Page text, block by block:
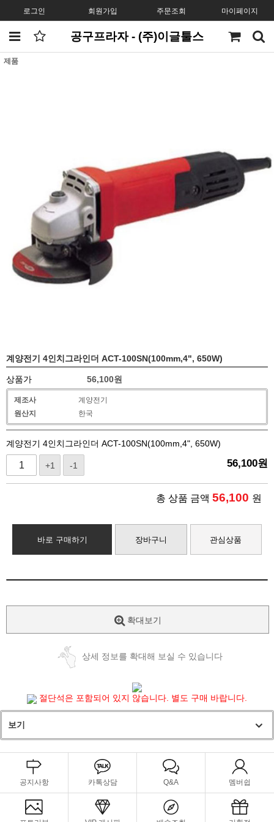
로그인 회원가입 주문조회 마이페이지
공구프라자 - (주)이글툴스
제품
계양전기 4인치그라인더 ACT-100SN(100mm,4", 650W)
상품가 56,100원
제조사
계양전기
원산지
한국
계양전기 4인치그라인더 ACT-100SN(100mm,4", 650W)
+1 -1 56,100원
총 상품 금액 56,100 원
바로 구매하기 장바구니 관심상품
확대보기
상세 정보를 확대해 보실 수 있습니다
절단석은 포함되어 있지 않습니다. 별도 구매 바랍니다.
보기
공지사항 카톡상담 Q&A 멤버쉽